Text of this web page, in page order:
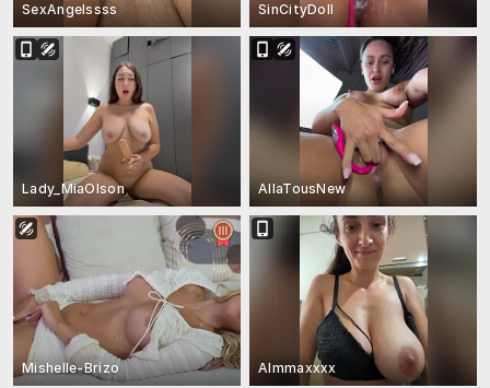
SexAngelssss SinCityDoll
Lady_MiaOlson AllaTousNew
Mishelle-Brizo Almmaxxxx